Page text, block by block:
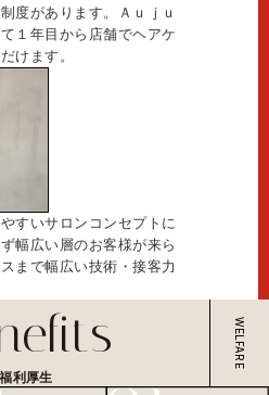
度があります。Ａｕｊｕ
１年目から店舗でヘアケ
けます。
すいサロンコンセプトに
幅広い層のお客様が来ら
まで幅広い技術・接客力
福利厚生